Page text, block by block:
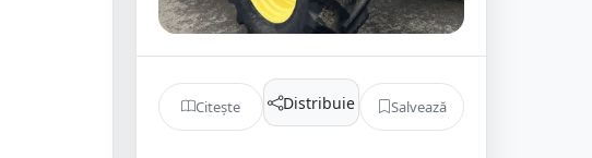
Citește Distribuie Salvează